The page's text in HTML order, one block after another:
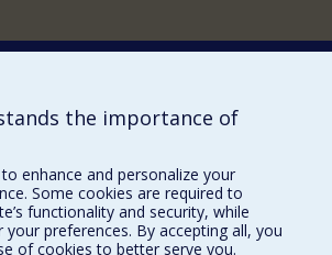
Département?the importance of
enhance and personalize your
Some cookies are required to
functionality and security, while
preferences. By accepting all, you
of cookies to better serve you.